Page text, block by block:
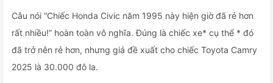
Câu nói “Chiếc Honda Civic năm 1995 này hiện giờ đã rẻ hơn
rất nhiều!” hoàn toàn vô nghĩa. Đúng là chiếc xe* cụ thể * đó
đã trở nên rẻ hơn, nhưng giá đề xuất cho chiếc Toyota Camry
2025 là 30.000 đô la.